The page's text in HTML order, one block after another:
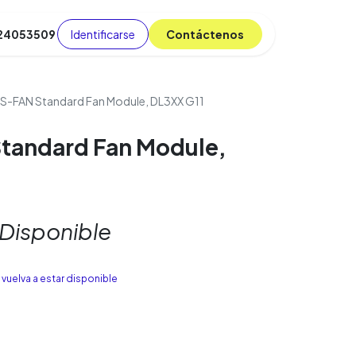
Cursos Blog
Identificarse C​​​​ont​​​​áct​​​​​​en​​​​​​os
FAN Standard Fan Module, DL3XX G11
Fan Module,
a estar disponible